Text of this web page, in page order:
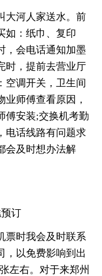
大河人家送水。前
如：纸巾、复印
，会电话通知加墨
时，提前去营业厅
空调开关，卫生间
师傅查看原因，
傅安装;交换机考勤
电话线路有问题求
会及时想办法解
订
票时我会及时联系
，以免费影响到出
左右。对于来郑州